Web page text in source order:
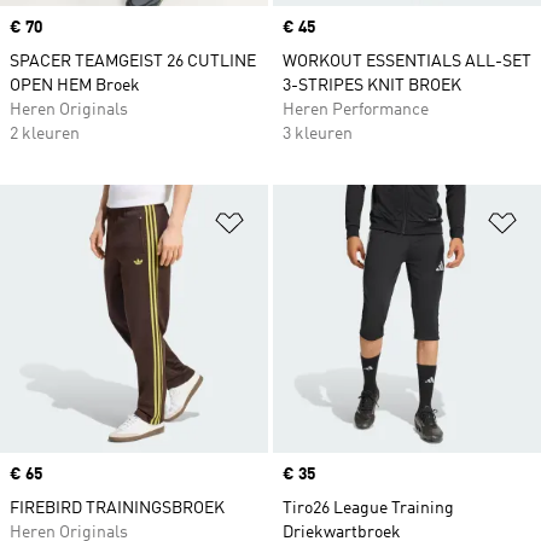
Price
€ 70
SPACER TEAMGEIST 26 CUTLINE
OPEN HEM Broek
Heren Originals
2 kleuren
Price
€ 45
WORKOUT ESSENTIALS ALL-SET
3-STRIPES KNIT BROEK
Heren Performance
3 kleuren
Op verlanglijst zetten
Price
€ 65
FIREBIRD TRAININGSBROEK
Heren Originals
Price
€ 35
Tiro26 League Training
Driekwartbroek